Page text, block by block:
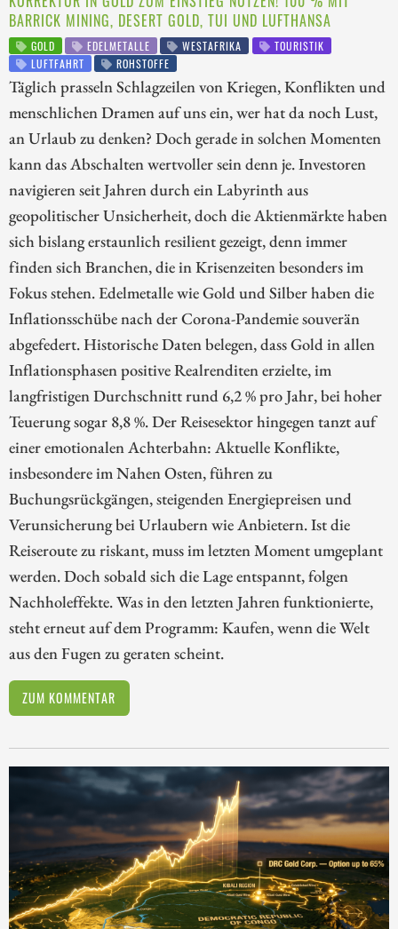
BARRICK MINING, DESERT GOLD, TUI UND LUFTHANSA
GOLD EDELMETALLE WESTAFRIKA
TOURISTIK
LUFTFAHRT
ROHSTOFFE
Täglich prasseln Schlagzeilen von Kriegen, Konflikten und
menschlichen Dramen auf uns ein, wer hat da noch Lust,
an Urlaub zu denken? Doch gerade in solchen Momenten
kann das Abschalten wertvoller sein denn je. Investoren
navigieren seit Jahren durch ein Labyrinth aus
geopolitischer Unsicherheit, doch die Aktienmärkte haben
sich bislang erstaunlich resilient gezeigt, denn immer
finden sich Branchen, die in Krisenzeiten besonders im
Fokus stehen. Edelmetalle wie Gold und Silber haben die
Inflationsschübe nach der Corona-Pandemie souverän
abgefedert. Historische Daten belegen, dass Gold in allen
Inflationsphasen positive Realrenditen erzielte, im
langfristigen Durchschnitt rund 6,2 % pro Jahr, bei hoher
Teuerung sogar 8,8 %. Der Reisesektor hingegen tanzt auf
einer emotionalen Achterbahn: Aktuelle Konflikte,
insbesondere im Nahen Osten, führen zu
Buchungsrückgängen, steigenden Energiepreisen und
Verunsicherung bei Urlaubern wie Anbietern. Ist die
Reiseroute zu riskant, muss im letzten Moment umgeplant
werden. Doch sobald sich die Lage entspannt, folgen
Nachholeffekte. Was in den letzten Jahren funktionierte,
steht erneut auf dem Programm: Kaufen, wenn die Welt
aus den Fugen zu geraten scheint.
ZUM KOMMENTAR